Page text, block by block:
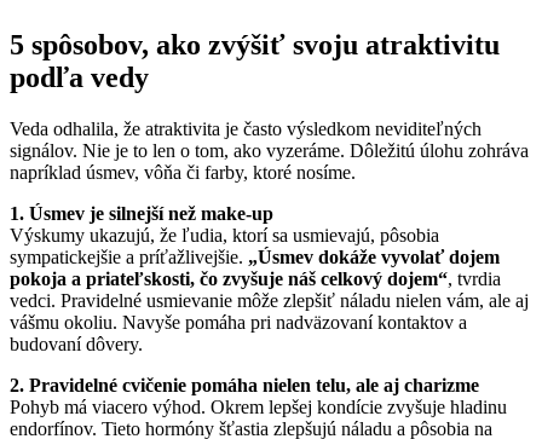
5 spôsobov, ako zvýšiť svoju atraktivitu
podľa vedy
Veda odhalila, že atraktivita je často výsledkom neviditeľných
signálov. Nie je to len o tom, ako vyzeráme. Dôležitú úlohu zohráva
napríklad úsmev, vôňa či farby, ktoré nosíme.
1. Úsmev je silnejší než make-up
Výskumy ukazujú, že ľudia, ktorí sa usmievajú, pôsobia
sympatickejšie a príťažlivejšie. „Úsmev dokáže vyvolať dojem
pokoja a priateľskosti, čo zvyšuje náš celkový dojem“, tvrdia
vedci. Pravidelné usmievanie môže zlepšiť náladu nielen vám, ale aj
vášmu okoliu. Navyše pomáha pri nadväzovaní kontaktov a
budovaní dôvery.
2. Pravidelné cvičenie pomáha nielen telu, ale aj charizme
Pohyb má viacero výhod. Okrem lepšej kondície zvyšuje hladinu
endorfínov. Tieto hormóny šťastia zlepšujú náladu a pôsobia na